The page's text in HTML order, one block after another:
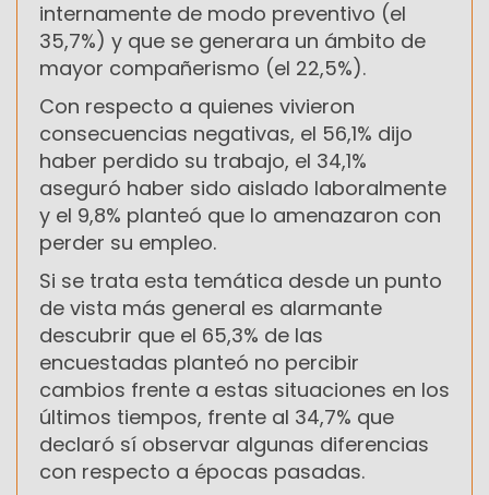
internamente de modo preventivo (el
35,7%) y que se generara un ámbito de
mayor compañerismo (el 22,5%).
Con respecto a quienes vivieron
consecuencias negativas, el 56,1% dijo
haber perdido su trabajo, el 34,1%
aseguró haber sido aislado laboralmente
y el 9,8% planteó que lo amenazaron con
perder su empleo.
Si se trata esta temática desde un punto
de vista más general es alarmante
descubrir que el 65,3% de las
encuestadas planteó no percibir
cambios frente a estas situaciones en los
últimos tiempos, frente al 34,7% que
declaró sí observar algunas diferencias
con respecto a épocas pasadas.